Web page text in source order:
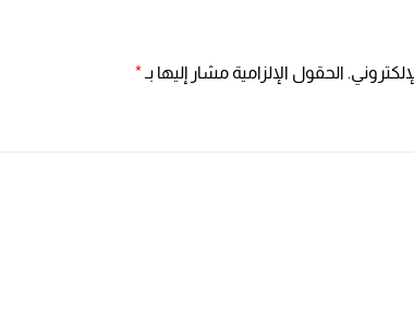
الحقول الإلزامية مشار إليها بـ*